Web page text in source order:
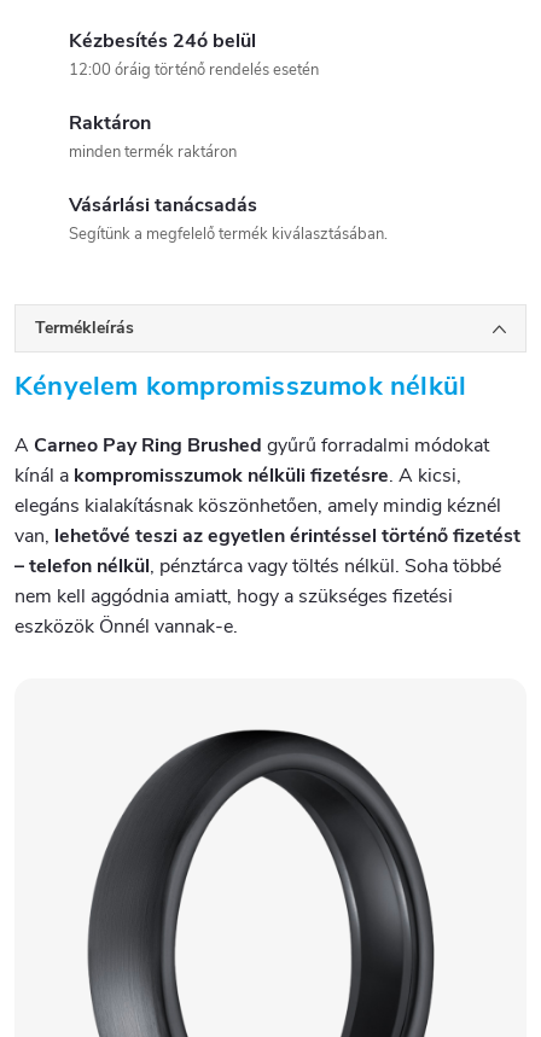
Kézbesítés 24ó belül
12:00 óráig történő rendelés esetén
Raktáron
minden termék raktáron
Vásárlási tanácsadás
Segítünk a megfelelő termék kiválasztásában.
Termékleírás
Kényelem kompromisszumok nélkül
ACarneo Pay Ring Brushed gyűrű forradalmi módokat
kínál a kompromisszumok nélküli fizetésre. A kicsi,
elegáns kialakításnak köszönhetően, amely mindig kéznél
van, lehetővé teszi az egyetlen érintéssel történő fizetést
– telefon nélkül, pénztárca vagy töltés nélkül. Soha többé
nem kell aggódnia amiatt, hogy a szükséges fizetési
eszközök Önnél vannak-e.